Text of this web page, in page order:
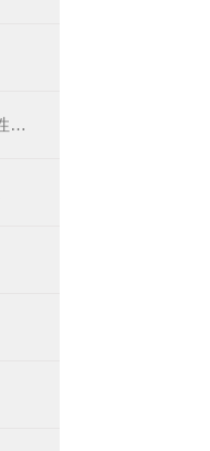
合成切削液单片、叠片防锈性测定仪